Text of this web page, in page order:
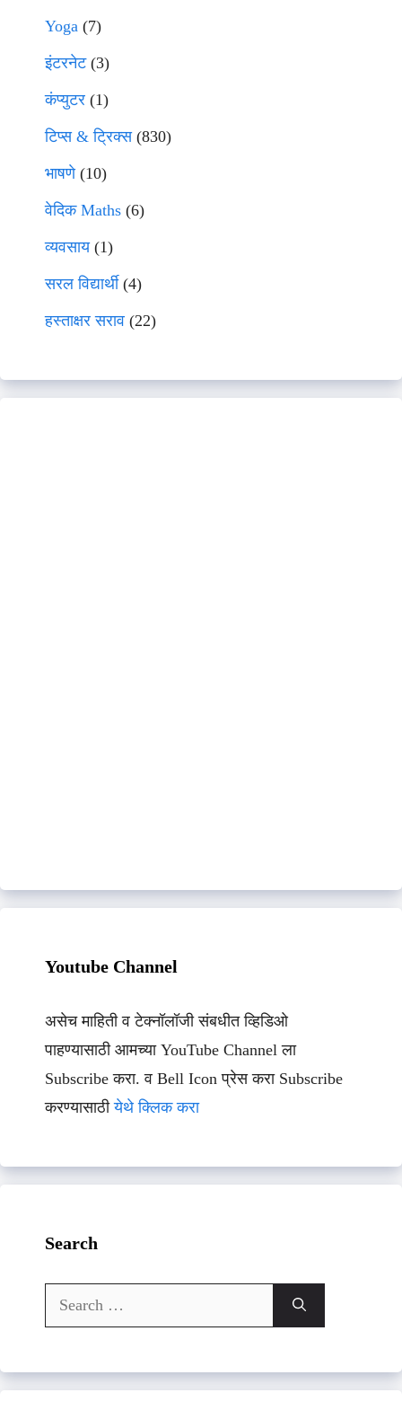
Yoga (7)
इंटरनेट(3)
कंप्युटर (1)
टिप्स & ट्रिक्स(830)
भाषणे(10)
वेदिक Maths (6)
व्यवसाय(1)
सरल विद्यार्थी(4)
हस्ताक्षर सराव (22)
Youtube Channel
असेच माहिती व टेक्नॉलॉजी संबधीत व्हिडिओ
पाहण्यासाठी आमच्या YouTube Channel ला
Subscribe करा. व Bell Icon प्रेस करा Subscribe
करण्यासाठीयेथे क्लिक करा
Search
Search
for: